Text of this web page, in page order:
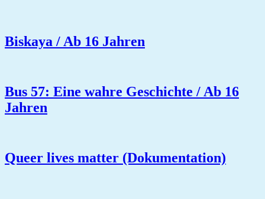
Biskaya / Ab 16 Jahren
Bus 57: Eine wahre Geschichte / Ab 16
Jahren
Queer lives matter (Dokumentation)